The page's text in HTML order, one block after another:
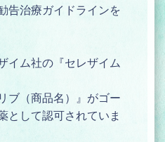
告治療ガイドラインを
イム社の『セレザイム
ブ（商品名）』がゴー
として認可されていま